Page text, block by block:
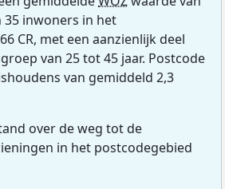
35 inwoners in het
CR, met een aanzienlijk deel
van 25 tot 45 jaar. Postcode
van gemiddeld 2,3
over de weg tot de
in het postcodegebied